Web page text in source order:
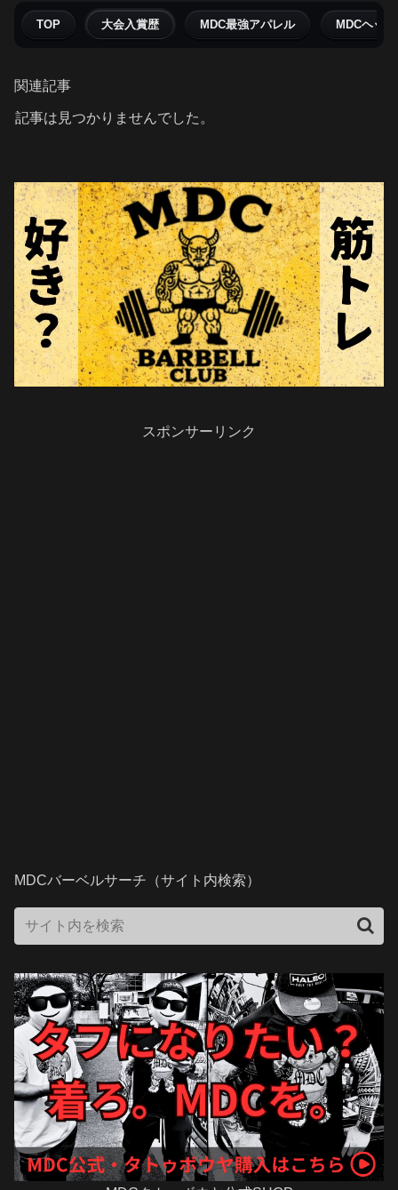
TOP 大会入賞歴 MDC最強アパレル MDCヘッ
関連記事
記事は見つかりませんでした。
スポンサーリンク
MDCバーベルサーチ（サイト内検索）